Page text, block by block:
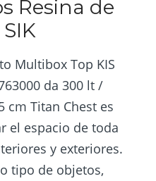
Resina de
Multibox Top KIS
da 300 lt /
cm Titan Chest es
el espacio de toda
y exteriores.
tipo de objetos,